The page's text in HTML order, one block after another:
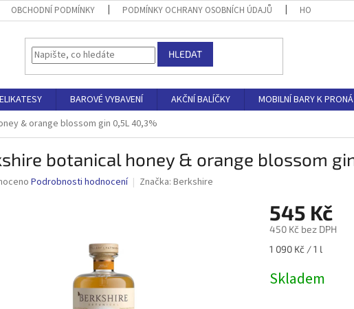
OBCHODNÍ PODMÍNKY PODMÍNKY OCHRANY OSOBNÍCH ÚDAJŮ HODNOCENÍ
HLEDAT
BAROVÉ VYBAVENÍ AKČNÍ BALÍČKY MOBILNÍ BARY K
& orange blossom gin 0,5L 40,3%
botanical honey & orange blossom
Podrobnosti hodnocení Značka: Berkshire
545 Kč
450 Kč bez DPH
Měrná
1 090 Kč / 1 l
Skladem